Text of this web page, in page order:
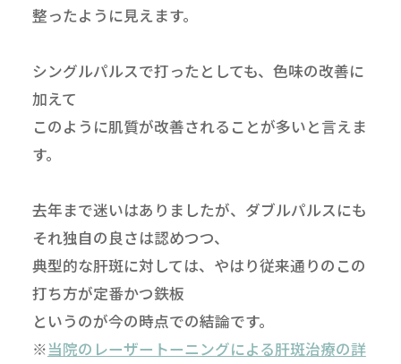
整ったように見えます。
シングルパルスで打ったとしても、色味の改善に
加えて
このように肌質が改善されることが多いと言えま
す。
去年まで迷いはありましたが、ダブルパルスにも
それ独自の良さは認めつつ、
典型的な肝斑に対しては、やはり従来通りのこの
打ち方が定番かつ鉄板
というのが今の時点での結論です。
※当院のレーザートーニングによる肝斑治療の詳